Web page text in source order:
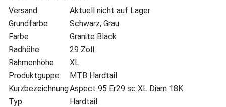
Versand
Aktuell nicht auf Lager
Grundfarbe
Schwarz, Grau
Farbe
Granite Black
Radhöhe
29 Zoll
Rahmenhöhe
XL
Produktguppe
MTB Hardtail
KurzbezeichnungAspect 95 Er29 sc XL Diam 18K
Typ
Hardtail